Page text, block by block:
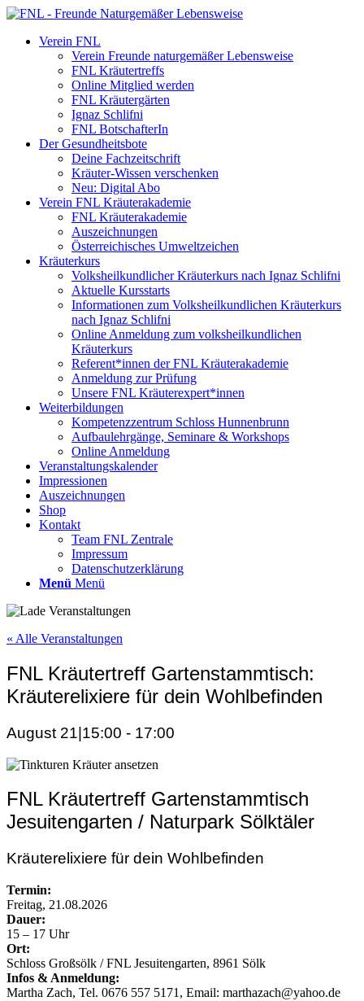
Verein FNL
Verein Freunde naturgemäßer Lebensweise
FNL Kräutertreffs
Online Mitglied werden
FNL Kräutergärten
Ignaz Schlifni
FNL BotschafterIn
Der Gesundheitsbote
Deine Fachzeitschrift
Kräuter-Wissen verschenken
Neu: Digital Abo
Verein FNL Kräuterakademie
FNL Kräuterakademie
Auszeichnungen
Österreichisches Umweltzeichen
Kräuterkurs
Volksheilkundlicher Kräuterkurs nach Ignaz Schlifni
Aktuelle Kursstarts
Informationen zum Volksheilkundlichen Kräuterkurs
nach Ignaz Schlifni
Online Anmeldung zum volksheilkundlichen
Kräuterkurs
Referent*innen der FNL Kräuterakademie
Anmeldung zur Prüfung
Unsere FNL Kräuterexpert*innen
Weiterbildungen
Kompetenzzentrum Schloss Hunnenbrunn
Aufbaulehrgänge, Seminare & Workshops
Online Anmeldung
Veranstaltungskalender
Impressionen
Auszeichnungen
Shop
Kontakt
Team FNL Zentrale
Impressum
Datenschutzerklärung
Menü Menü
« Alle Veranstaltungen
FNL Kräutertreff Gartenstammtisch:
Kräuterelixiere für dein Wohlbefinden
August 21|15:00 - 17:00
FNL Kräutertreff Gartenstammtisch
Jesuitengarten / Naturpark Sölktäler
Kräuterelixiere für dein Wohlbefinden
Termin:
Freitag, 21.08.2026
Dauer:
15 – 17 Uhr
Ort:
Schloss Großsölk / FNL Jesuitengarten, 8961 Sölk
Infos & Anmeldung:
Martha Zach, Tel. 0676 557 5171, Email: marthazach@yahoo.de